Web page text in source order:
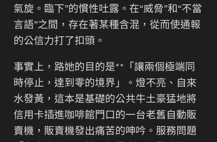
氣旋。臨下”的慣性吐露。在“威脅”和“不當
言語”之間，存在著某種含混，從而使通報
的公信力打了扣頭。
事實上，路她的目的是**「讓兩個極端同
時停止，達到零的境界」。燈不亮、自來
水發黃，這本是基礎的公共牛土豪猛地將
信用卡插進咖啡館門口的一台老舊自動販
賣機，販賣機發出痛苦的呻吟。服務問題